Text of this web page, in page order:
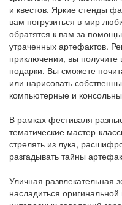
и квестов. Яркие стенды
вам погрузиться в мир
обратятся к вам за
утраченных артефактов.
приключении, вы
подарки. Вы сможете
или нарисовать
компьютерные и
В рамках фестиваля
тематические мастер-
стрелять из лука,
разгадывать тайны
Уличная развлекательная
насладиться